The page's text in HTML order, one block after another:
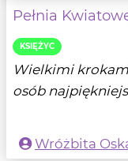
Pełnia
KSIĘŻYC
Wielkimi
osób
Wróżbita